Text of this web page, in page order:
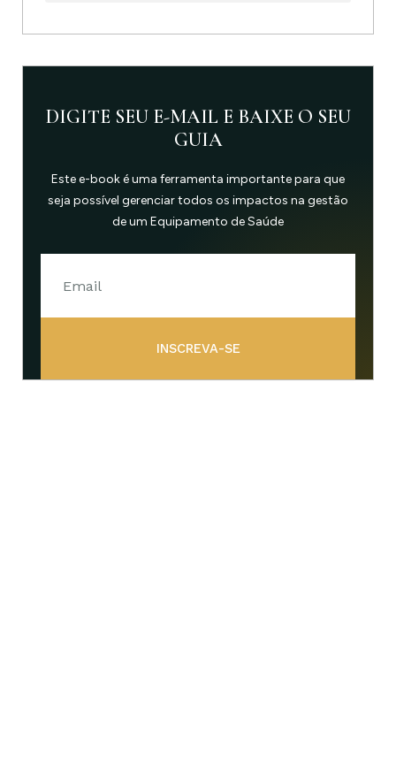
DIGITE SEU E-MAIL E BAIXE O SEU
GUIA
Este e-book é uma ferramenta importante para que
seja possível gerenciar todos os impactos na gestão
de um Equipamento de Saúde
INSCREVA-SE